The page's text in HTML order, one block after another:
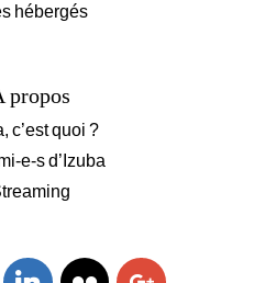
hébergés
propos
c’est quoi ?
e-s d’Izuba